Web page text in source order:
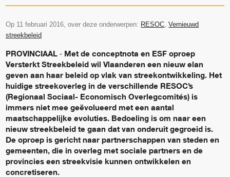
Op 11 februari 2016, over deze onderwerpen: RESOC ,Vernieuwd
streekbeleid
PROVINCIAAL- Met de conceptnota en ESF oproep
Versterkt Streekbeleid wil Vlaanderen een nieuw elan
geven aan haar beleid op vlak van streekontwikkeling. Het
huidige streekoverleg in de verschillende RESOC’s
(Regionaal Sociaal- Economisch Overlegcomités) is
immers niet mee geëvolueerd met een aantal
maatschappelijke evoluties. Bedoeling is om naar een
nieuw streekbeleid te gaan dat van onderuit gegroeid is.
De oproep is gericht naar partnerschappen van steden en
gemeenten, die in overleg met sociale partners en de
provincies een streekvisie kunnen ontwikkelen en
concretiseren.